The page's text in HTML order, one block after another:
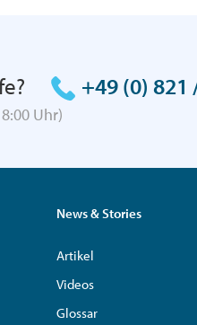
+49 (0) 821
Uhr)
News & Stories
Artikel
Videos
Glossar